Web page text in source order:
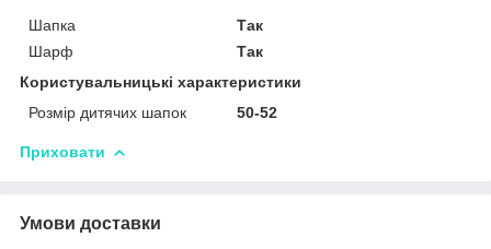
Шапка
Так
Шарф
Так
Користувальницькі характеристики
Розмір дитячих шапок
50-52
Приховати
Умови доставки